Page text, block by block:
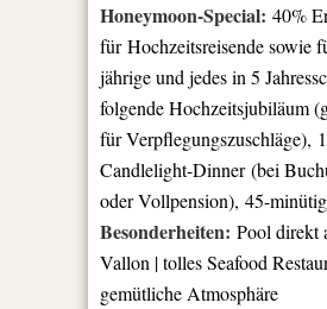
Honeymoon-Special: 40%
für Hochzeitsreisende sowie
jährige und jedes in 5
folgende Hochzeitsjubiläum
für Verpflegungszuschläge),
Candlelight-Dinner (bei
oder Vollpension), 45-
Besonderheiten: Pool direkt
Vallon | tolles Seafood
gemütliche Atmosphäre